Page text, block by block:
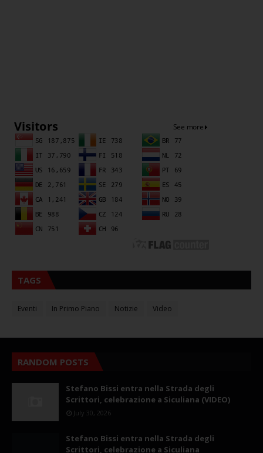
TAGS
Eventi In Primo Piano Notizie Video
RANDOM POSTS
Stefano Bissi entra nella Strada degli
Scrittori, celebrazione a Siculiana (VIDEO)
July 30, 2026
Stefano Bissi entra nella Strada degli
Scrittori, celebrazione a Siculiana